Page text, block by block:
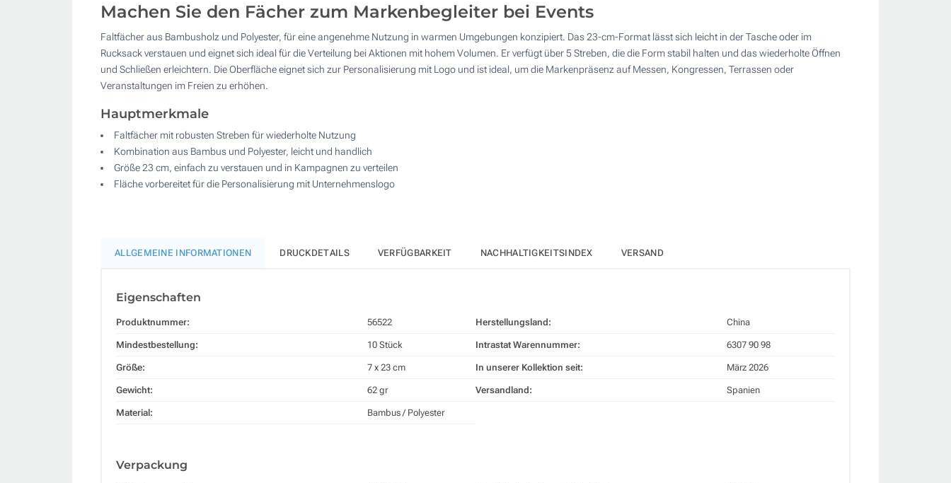
Andere Menge :
Aktualisieren
Machen Sie den Fächer zum Markenbegleiter bei Events
Faltfächer aus Bambusholz und Polyester, für eine angenehme Nutzung in warmen Umgebungen konzipiert. Das 23-cm-Format lässt sich leicht in der Tasche oder im
Rucksack verstauen und eignet sich ideal für die Verteilung bei Aktionen mit hohem Volumen. Er verfügt über 5 Streben, die die Form stabil halten und das wiederholte Öffnen
und Schließen erleichtern. Die Oberfläche eignet sich zur Personalisierung mit Logo und ist ideal, um die Markenpräsenz auf Messen, Kongressen, Terrassen oder
Veranstaltungen im Freien zu erhöhen.
Hauptmerkmale
Faltfächer mit robusten Streben für wiederholte Nutzung
Kombination aus Bambus und Polyester, leicht und handlich
Größe 23 cm, einfach zu verstauen und in Kampagnen zu verteilen
Fläche vorbereitet für die Personalisierung mit Unternehmenslogo
ALLGEMEINE INFORMATIONEN DRUCKDETAILS VERFÜGBARKEIT NACHHALTIGKEITSINDEX VERSAND
Eigenschaften
Produktnummer: 56522
Mindestbestellung: 10 Stück
Größe: 7 x 23 cm
Gewicht: 62 gr
Material: Bambus / Polyester
Herstellungsland: China
Intrastat Warennummer: 6307 90 98
In unserer Kollektion seit: März 2026
Versandland: Spanien
Verpackung